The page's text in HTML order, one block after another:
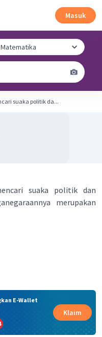
Masuk
suaka politik da...
suaka politik dan
merupakan
E-Wallet
Klaim